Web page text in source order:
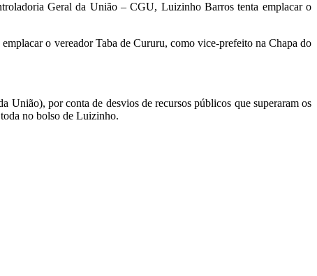
Geral da União – CGU, Luizinho Barros tenta emplacar o
o vereador Taba de Cururu, como vice-prefeito na Chapa do
por conta de desvios de recursos públicos que superaram os
no bolso de Luizinho.